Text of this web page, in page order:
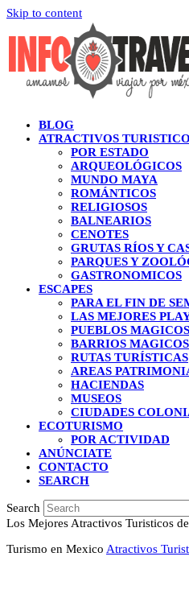
Skip to content
BLOG
ATRACTIVOS
POR ESTADO
ARQUEOLÓGICOS
MUNDO MAYA
ROMÁNTICOS
RELIGIOSOS
BALNEARIOS
CENOTES
GRUTAS RÍOS Y
PARQUES Y
GASTRONOMICOS
ESCAPES
PARA EL FIN DE
LAS MEJORES
PUEBLOS MAGICOS
BARRIOS
RUTAS TURÍSTICAS
AREAS
HACIENDAS
MUSEOS
CIUDADES
ECOTURISMO
POR ACTIVIDAD
ANÚNCIATE
CONTACTO
SEARCH
Search
Los Mejores Atractivos Turisticos
Turismo en Mexico Atractivos